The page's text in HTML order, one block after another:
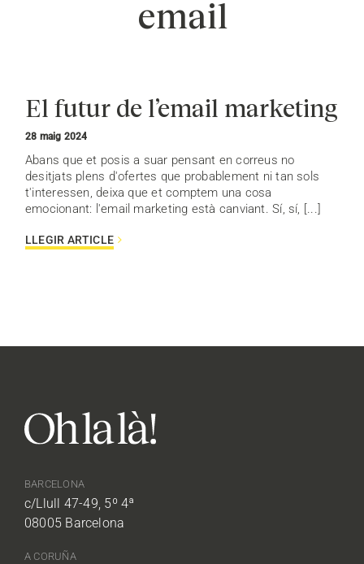
email
El futur de l’email marketing
28 maig 2024
Abans que et posis a suar pensant en correus no
desitjats plens d'ofertes que probablement ni tan sols
t'interessen, deixa que et comptem una cosa
emocionant: l'email marketing està canviant. Sí, sí, [...]
LLEGIR ARTICLE
BARCELONA
c/Llull 47-49, 5º 4ª
08005 Barcelona
A CORUÑA